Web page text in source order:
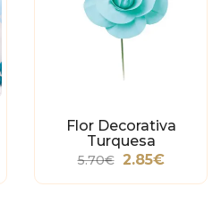
Flor Decorativa
Turquesa
5.70€ 2.85€